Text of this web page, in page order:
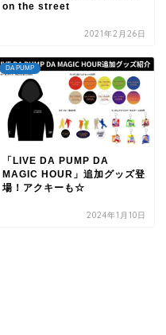
on the street
2021年2月26日
DA PUMP
「LIVE DA PUMP DA
MAGIC HOUR」追加グッズ登
場！アクキーも☆
2024年1月10日